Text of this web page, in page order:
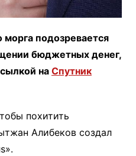
подозревается
бюджетных денег,
на Спутник
похитить
Алибеков создал